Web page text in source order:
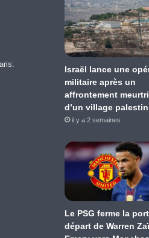
Israël lance une
militaire après un
affrontement
d’un village
il y a 2 semaines
Le PSG ferme la
départ de Warren